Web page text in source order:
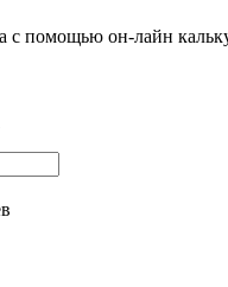
с помощью он-лайн